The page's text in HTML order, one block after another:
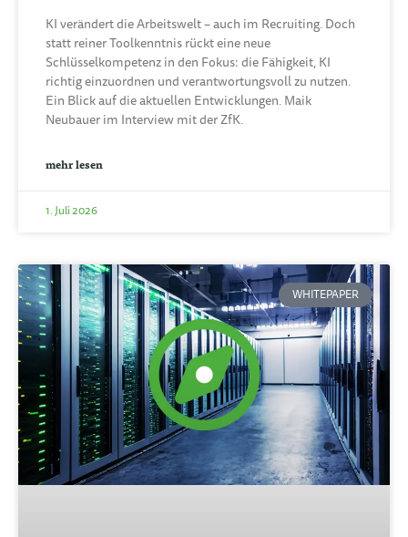
KI verändert die Arbeitswelt – auch im Recruiting. Doch
statt reiner Toolkenntnis rückt eine neue
Schlüsselkompetenz in den Fokus: die Fähigkeit, KI
richtig einzuordnen und verantwortungsvoll zu nutzen.
Ein Blick auf die aktuellen Entwicklungen. Maik
Neubauer im Interview mit der ZfK.
mehr lesen
1. Juli 2026
WHITEPAPER